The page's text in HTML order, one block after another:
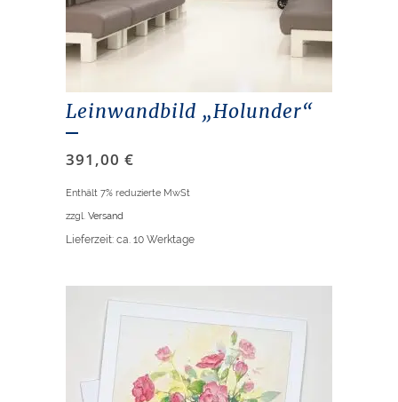
Leinwandbild „Holunder“
391,00 €
Enthält 7% reduzierte MwSt
zzgl. Versand
Lieferzeit: ca. 10 Werktage